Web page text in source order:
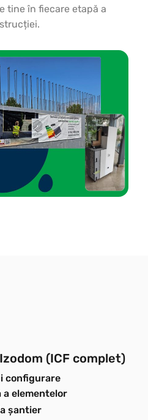
tine în fiecare etapă a
(ICF complet)
configurare
elementelor
șantier